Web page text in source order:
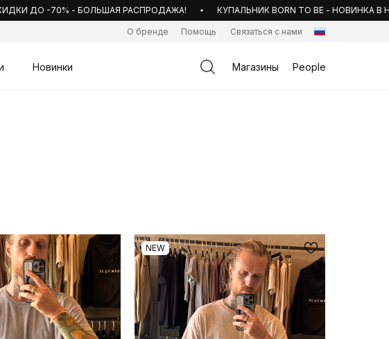
ДО -70% - БОЛЬШАЯ РАСПРОДАЖА! КУПАЛЬНИК BORN TO BE - НОВИНКА В
Новинки People
Магазины
Связаться с нами
Помощь
О бренде
NEW